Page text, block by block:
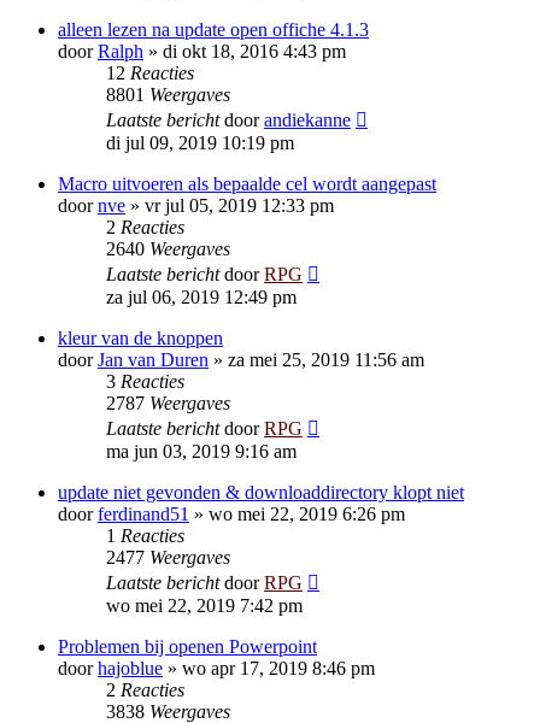
alleen lezen na update open offiche 4.1.3
doorRalph » di okt 18, 2016 4:43 pm
12 Reacties
8801 Weergaves
Laatste berichtdoorandiekanne
di jul 09, 2019 10:19 pm
Macro uitvoeren als bepaalde cel wordt aangepast
doornve » vr jul 05, 2019 12:33 pm
2 Reacties
2640 Weergaves
Laatste berichtdoorRPG
za jul 06, 2019 12:49 pm
kleur van de knoppen
doorJan van Duren » za mei 25, 2019 11:56 am
3 Reacties
2787 Weergaves
Laatste berichtdoorRPG
ma jun 03, 2019 9:16 am
update niet gevonden & downloaddirectory klopt niet
doorferdinand51 » wo mei 22, 2019 6:26 pm
1 Reacties
2477 Weergaves
Laatste berichtdoorRPG
wo mei 22, 2019 7:42 pm
Problemen bij openen Powerpoint
doorhajoblue » wo apr 17, 2019 8:46 pm
2 Reacties
3838 Weergaves